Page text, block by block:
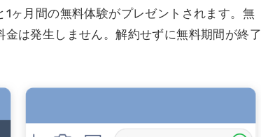
ヶ月間の無料体験がプレゼントされます。無
は発生しません。解約せずに無料期間が終了